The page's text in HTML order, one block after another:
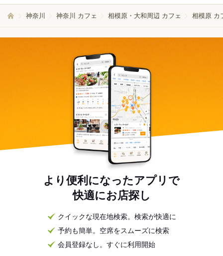
神奈川 神奈川 カフェ 相模原・大和周辺 カフェ 相模原 カ
より便利になったアプリで
快適にお店探し
クイックな現在地検索。検索が快適に
予約も簡単。空席をスムーズに検索
会員登録なし。すぐに利用開始